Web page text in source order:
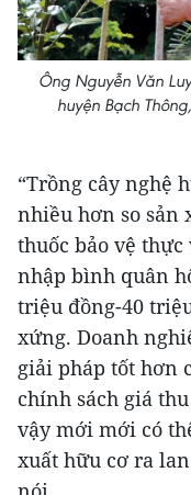
Ông Nguyễn Văn
huyện Bạch
“Trồng cây nghệ
nhiều hơn so sản
thuốc bảo vệ
nhập bình quân
triệu đồng-40
xứng. Doanh
giải pháp tốt hơn
chính sách giá
vậy mới mới có
xuất hữu cơ ra